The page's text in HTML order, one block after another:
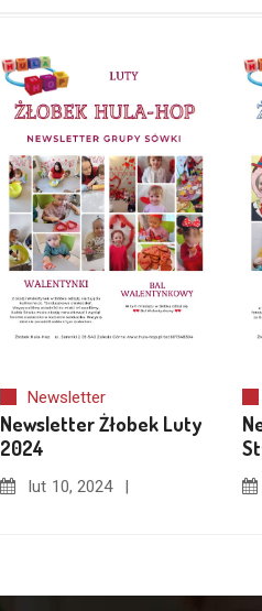
Newsletter
Newsletter Żłobek Luty
2024
lut 10, 2024